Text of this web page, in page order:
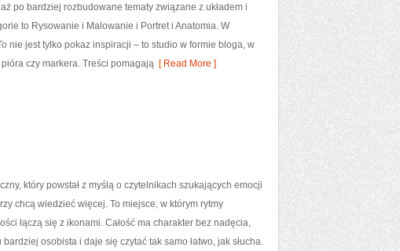
po bardziej rozbudowane tematy związane z układem i
to Rysowanie i Malowanie i Portret i Anatomia. W
nie jest tylko pokaz inspiracji – to studio w formie bloga, w
czy markera. Treści pomagają [ Read More ]
który powstał z myślą o czytelnikach szukających emocji
chcą wiedzieć więcej. To miejsce, w którym rytmy
łączą się z ikonami. Całość ma charakter bez nadęcia,
osobista i daje się czytać tak samo łatwo, jak słucha.